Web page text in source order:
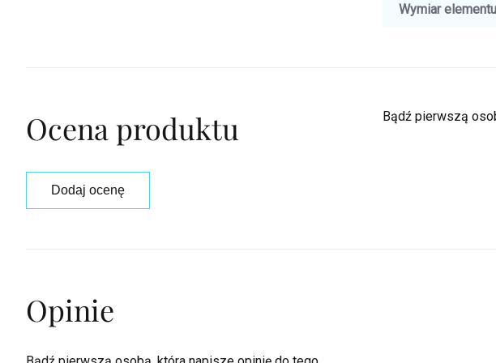
Wymiar elementu
Ocena produktu Bądź pierwszą
Dodaj ocenę
Opinie